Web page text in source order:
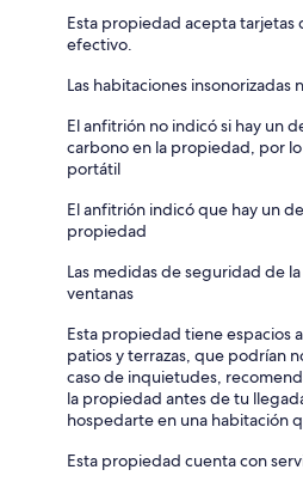
Esta propiedad acepta
efectivo.
Las habitaciones insonorizadas
El anfitrión no indicó si hay un
carbono en la propiedad, por
portátil
El anfitrión indicó que hay un
propiedad
Las medidas de seguridad de
ventanas
Esta propiedad tiene espacios
patios y terrazas, que podrían
caso de inquietudes,
la propiedad antes de tu
hospedarte en una habitación
Esta propiedad cuenta con